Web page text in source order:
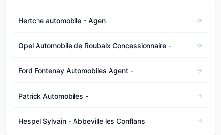
Hertche automobile - Agen
Opel Automobile de Roubaix Concessionnaire -
Ford Fontenay Automobiles Agent -
Patrick Automobiles -
Hespel Sylvain - Abbeville les Conflans